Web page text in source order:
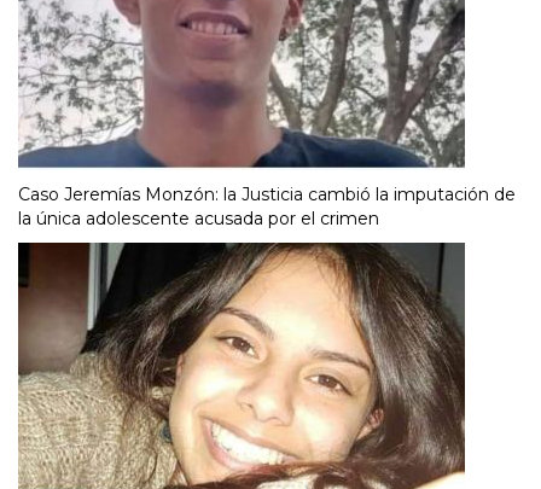
Caso Jeremías Monzón: la Justicia cambió la imputación de
la única adolescente acusada por el crimen